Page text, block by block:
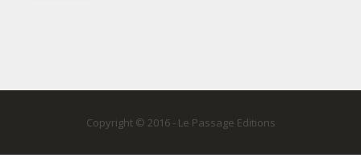
Copyright © 2016 - Le Passage Editions